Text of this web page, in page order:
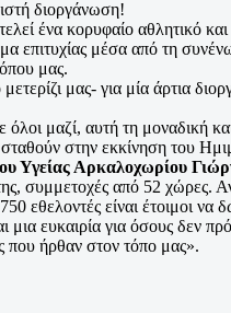
διοργάνωση!
ένα κορυφαίο αθλητικό
επιτυχίας μέσα από τη
μας.
μας- για μία άρτια
μαζί, αυτή τη μοναδική
σταθούν στην εκκίνηση του
Υγείας Αρκαλοχωρίου
συμμετοχές από 52 χώρες.
εθελοντές είναι έτοιμοι να
μια ευκαιρία για όσους δεν
που ήρθαν στον τόπο μας».